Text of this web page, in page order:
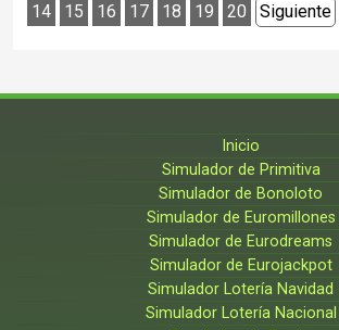
14 15 16 17 18 19 20 Siguiente
Inicio
Simulador de Primitiva
Simulador de Bonoloto
Simulador de Euromillones
Simulador de Eurodreams
Simulador de Eurojackpot
Simulador Lotería Navidad
Simulador Lotería Nacional